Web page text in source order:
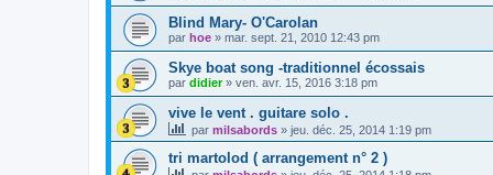
Blind Mary- O'Carolan
par hoe » mar. sept. 21, 2010 12:43 pm
Skye boat song -traditionnel écossais
par didier» ven. avr. 15, 2016 3:18 pm
vive le vent . guitare solo .
par milsabords » jeu. déc. 25, 2014 1:19 pm
tri martolod ( arrangement n° 2 )